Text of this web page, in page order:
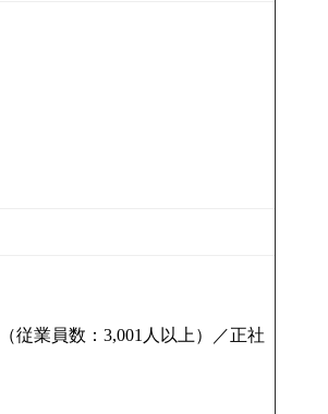
従業員数：3,001人以上）／正社